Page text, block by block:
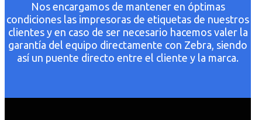
Nos encargamos de mantener en óptimas
condiciones las impresoras de etiquetas de nuestros
clientes y en caso de ser necesario hacemos valer la
garantía del equipo directamente con Zebra, siendo
así un puente directo entre el cliente y la marca.